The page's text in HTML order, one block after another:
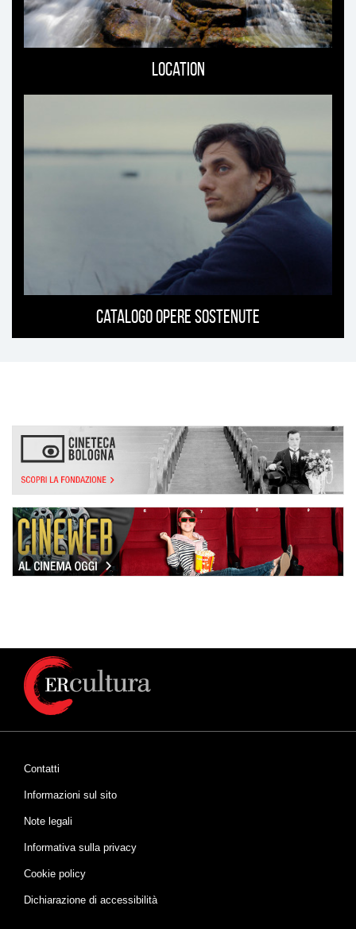
Location
Catalogo opere sostenute
Contatti
Informazioni sul sito
Note legali
Informativa sulla privacy
Cookie policy
Dichiarazione di accessibilità